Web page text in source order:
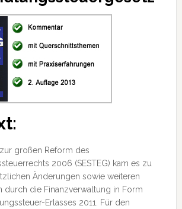
großen Reform des
2006 (SESTEG) kam es zu
Änderungen sowie weiteren
durch die Finanzverwaltung in Form
Erlasses 2011. Für den